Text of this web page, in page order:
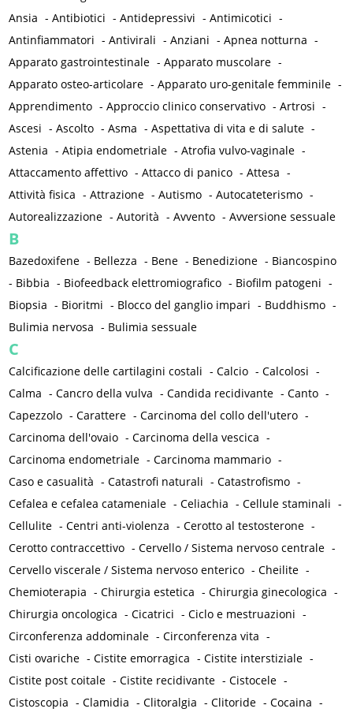
Ansia -Antibiotici -Antidepressivi -Antimicotici -
Antinfiammatori -Antivirali -Anziani -Apnea notturna -
Apparato gastrointestinale -Apparato muscolare -
Apparato osteo-articolare -Apparato uro-genitale femminile -
Apprendimento -Approccio clinico conservativo -Artrosi -
Ascesi -Ascolto -Asma -Aspettativa di vita e di salute -
Astenia -Atipia endometriale -Atrofia vulvo-vaginale -
Attaccamento affettivo -Attacco di panico -Attesa -
Attività fisica -Attrazione -Autismo -Autocateterismo -
Autorealizzazione -Autorità -Avvento -Avversione sessuale
B
Bazedoxifene - Bellezza - Bene - Benedizione - Biancospino
- Bibbia - Biofeedback elettromiografico - Biofilm patogeni -
Biopsia - Bioritmi - Blocco del ganglio impari - Buddhismo -
Bulimia nervosa - Bulimia sessuale
C
Calcificazione delle cartilagini costali -Calcio -Calcolosi -
Calma -Cancro della vulva -Candida recidivante -Canto -
Capezzolo -Carattere -Carcinoma del collo dell'utero -
Carcinoma dell'ovaio -Carcinoma della vescica -
Carcinoma endometriale -Carcinoma mammario -
Caso e casualità -Catastrofi naturali -Catastrofismo -
Cefalea e cefalea catameniale -Celiachia -Cellule staminali -
Cellulite -Centri anti-violenza -Cerotto al testosterone -
Cerotto contraccettivo -Cervello / Sistema nervoso centrale -
Cervello viscerale / Sistema nervoso enterico -Cheilite -
Chemioterapia -Chirurgia estetica -Chirurgia ginecologica -
Chirurgia oncologica -Cicatrici -Ciclo e mestruazioni -
Circonferenza addominale -Circonferenza vita -
Cisti ovariche -Cistite emorragica -Cistite interstiziale -
Cistite post coitale -Cistite recidivante -Cistocele -
Cistoscopia -Clamidia -Clitoralgia -Clitoride -Cocaina -